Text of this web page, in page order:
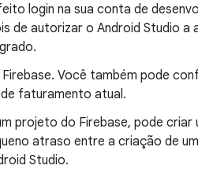
login na sua conta de
de autorizar o Android Studio
Você também pode
faturamento atual.
projeto do Firebase, pode criar
atraso entre a criação de
Studio.